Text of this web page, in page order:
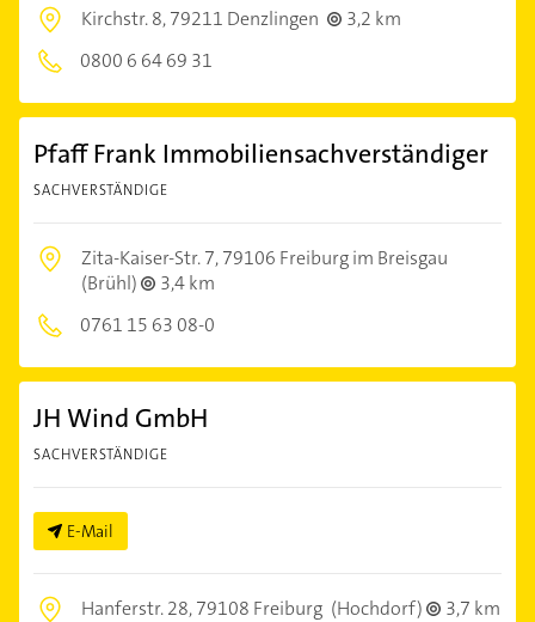
Kirchstr. 8,79211 Denzlingen
3,2 km
0800 6 64 69 31
Pfaff Frank Immobiliensachverständiger
SACHVERSTÄNDIGE
Zita-Kaiser-Str. 7,79106 Freiburg im Breisgau
(Brühl)
3,4 km
0761 15 63 08-0
JH Wind GmbH
SACHVERSTÄNDIGE
E-Mail
Hanferstr. 28,79108 Freiburg (Hochdorf)
3,7 km